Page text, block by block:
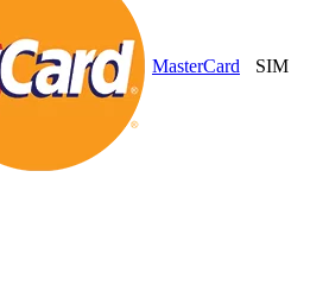
MasterCard SIM